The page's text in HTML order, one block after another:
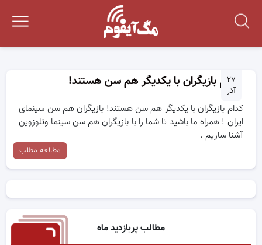
۲۷
آذر
کدام بازیگران با یکدیگر هم سن هستند!
کدام بازیگران با یکدیگر هم سن هستند! بازیگران هم سن سینمای
ایران ! همراه ما باشید تا شما را با بازیگران هم سن سینما وتلوزوین
آشنا سازیم .
مطالعه مطلب
مطالب پربازدید ماه